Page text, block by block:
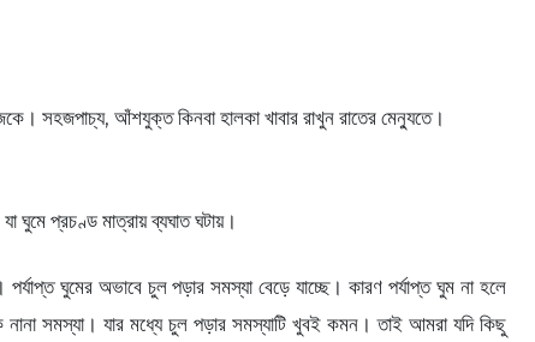
সহজপাচ্য, আঁশযুক্ত কিনবা হালকা খাবার রাখুন রাতের মেন্যুতে।
ঘুমে প্রচণ্ড মাত্রায় ব্যঘাত ঘটায়।
ঘুমের অভাবে চুল পড়ার সমস্যা বেড়ে যাচ্ছে। কারণ পর্যাপ্ত ঘুম না হলে
নানা সমস্যা। যার মধ্যে চুল পড়ার সমস্যাটি খুবই কমন। তাই আমরা যদি কিছু